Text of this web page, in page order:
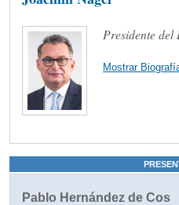
Presidente
Mostrar
Pablo Hernández de Cos